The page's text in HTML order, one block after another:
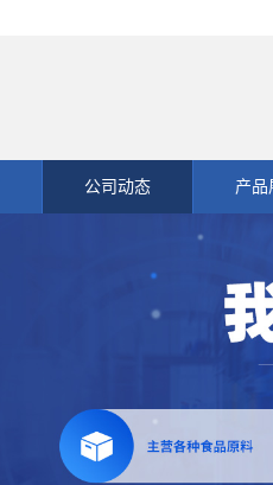
公司动态 产品